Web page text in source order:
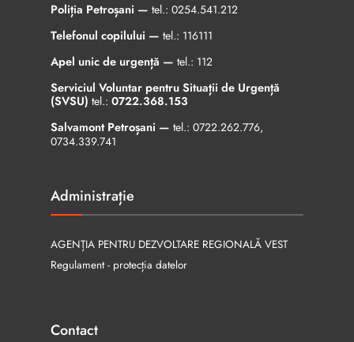
Poliția Petroșani — tel.: 0254.541.212
Telefonul copilului — tel.: 116111
Apel unic de urgență — tel.: 112
Serviciul Voluntar pentru Situații de Urgență
(SVSU) tel.: 0722.368.153
Salvamont Petroșani — tel.: 0722.262.776,
0734.339.741
Administrație
AGENȚIA PENTRU DEZVOLTARE REGIONALĂ VEST
Regulament - protecția datelor
Contact